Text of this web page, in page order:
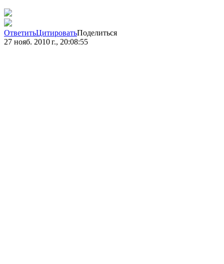
ОтветитьЦитироватьПоделиться
27 нояб. 2010 г., 20:08:55